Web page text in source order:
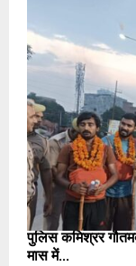
पुलिस कमिश्रर
मास में...